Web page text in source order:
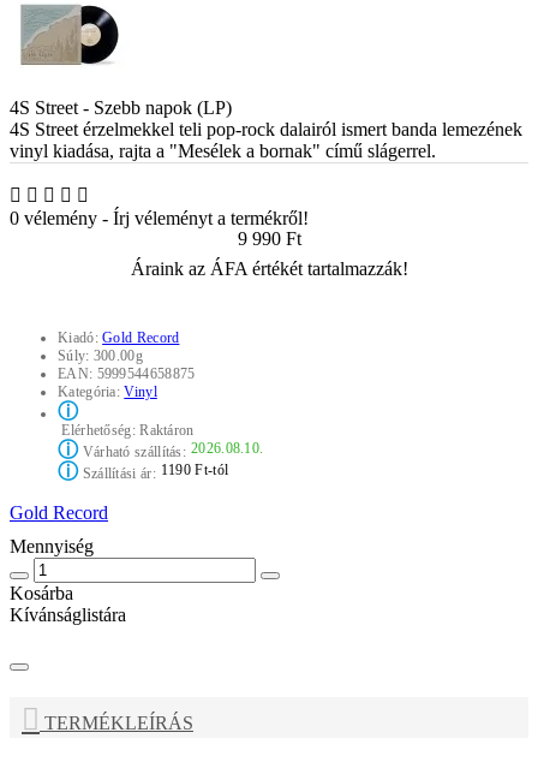
4S Street - Szebb napok (LP)
4S Street érzelmekkel teli pop-rock dalairól ismert banda lemezének
vinyl kiadása, rajta a "Mesélek a bornak" című slágerrel.
0 vélemény - Írj véleményt a termékről!
9 990 Ft
Áraink az ÁFA értékét tartalmazzák!
Kiadó:Gold Record
Súly: 300.00g
EAN: 5999544658875
Kategória:Vinyl
ⓘ
Elérhetőség:Raktáron
ⓘVárható szállítás: 2026.08.10.
ⓘSzállítási ár: 1190 Ft-tól
Gold Record
Mennyiség
Kosárba
Kívánságlistára
TERMÉKLEÍRÁS